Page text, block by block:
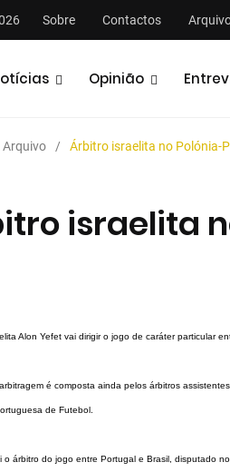
Sobre Contactos
Opinião
Arquivo Árbitro israelita no Polónia-
israelita
Alon Yefet vai dirigir o jogo de caráter particular
é composta ainda pelos árbitros
de Futebol.
o árbitro do jogo entre Portugal e Brasil, disputado